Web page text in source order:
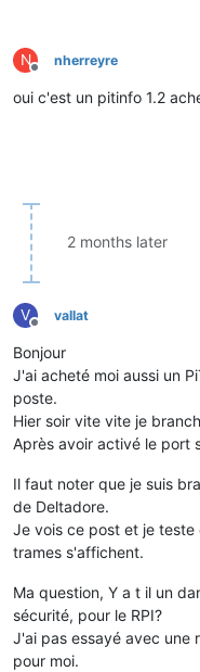
N
Offline
nherreyre
oui c'est un pitinfo 1.2
2 months later
V
Offline
vallat
Bonjour
J'ai acheté moi aussi un
poste.
Hier soir vite vite je
Après avoir activé le port
Il faut noter que je suis
de Deltadore.
Je vois ce post et je
trames s'affichent.
Ma question, Y a t il un
sécurité, pour le RPI?
J'ai pas essayé avec une
pour moi.